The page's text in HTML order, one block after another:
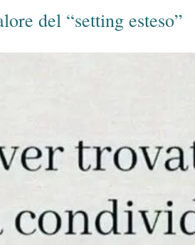
del “setting esteso”